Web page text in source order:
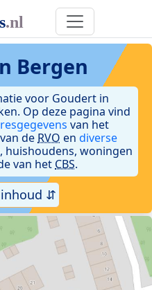
Bergen
voor Goudert in
Op deze pagina vind
van het
van de RVO en diverse
huishoudens, woningen
van het CBS.
⇵